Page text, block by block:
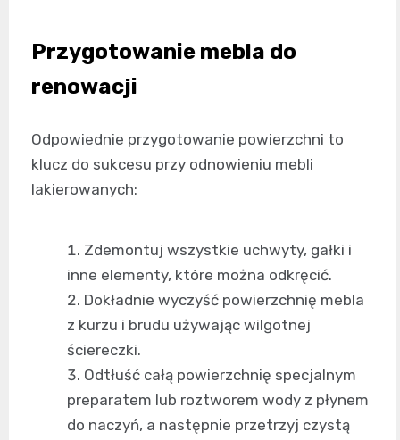
Przygotowanie mebla do
renowacji
Odpowiednie przygotowanie powierzchni to
klucz do sukcesu przy odnowieniu mebli
lakierowanych:
Zdemontuj wszystkie uchwyty, gałki i
inne elementy, które można odkręcić.
Dokładnie wyczyść powierzchnię mebla
z kurzu i brudu używając wilgotnej
ściereczki.
Odtłuść całą powierzchnię specjalnym
preparatem lub roztworem wody z płynem
do naczyń, a następnie przetrzyj czystą